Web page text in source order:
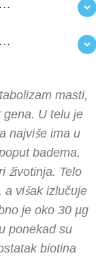
masti,
gena. U telu je
najviše ima u
badema,
životinja. Telo
a višak izlučuje
je oko 30 µg
ponekad su
biotina